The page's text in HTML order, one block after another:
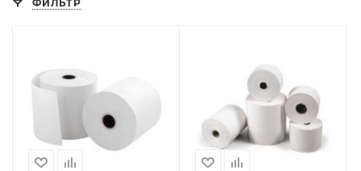
ФИЛЬТР